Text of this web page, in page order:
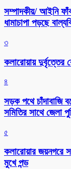
সম্পাদকীয়/ আইনি
ধামাচাপা পড়ছে
৩
কলারোয়ায় দুর্বৃত্তের
৪
সড়ক পথে চাঁদাবাজি
সমিতির সাথে জেলা
৫
কলারোয়ার জয়নগরে
মুখে পন্ড